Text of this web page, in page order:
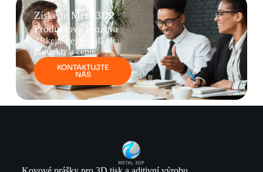
Získejte Metal3DP
Produktová brožura
Získejte nejnovější
produkty a ceník
KONTAKTUJTE
NÁS